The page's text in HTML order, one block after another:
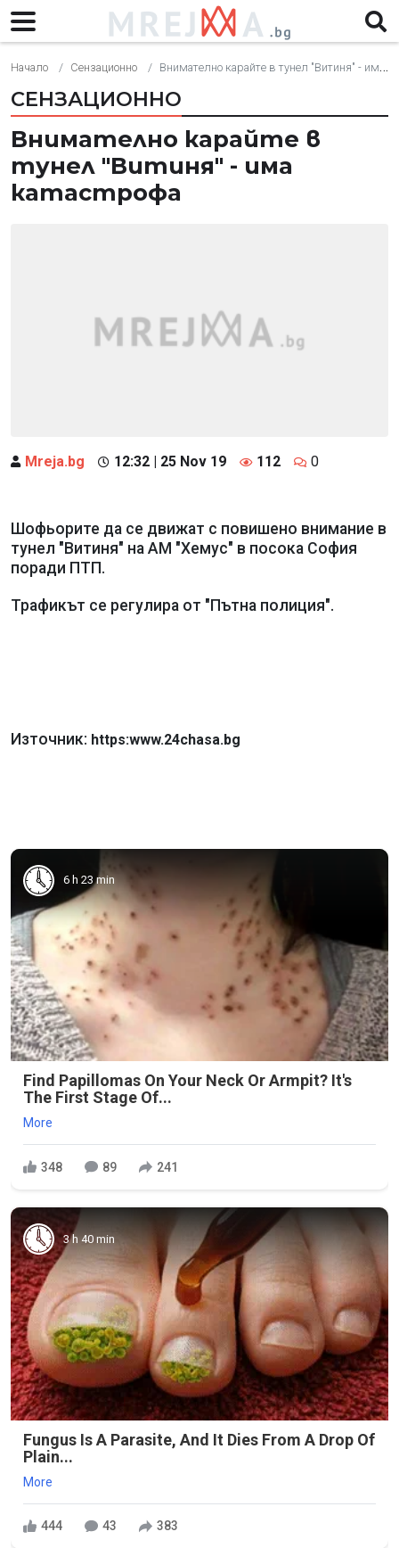
Начало Сензационно Внимателно карайте в тунел "Витиня" - има катастрофа
СЕНЗАЦИОННО
Внимателно карайте в
тунел "Витиня" - има
катастрофа
Mreja.bg 12:32 | 25 Nov 19 112 0
Шофьорите да се движат с повишено внимание в
тунел "Витиня" на АМ "Хемус" в посока София
поради ПТП.
Трафикът се регулира от "Пътна полиция".
Източник: https:www.24chasa.bg
6 h 23 min
Find Papillomas On Your Neck Or Armpit? It's
The First Stage Of...
More
348 89 241
3 h 40 min
Fungus Is A Parasite, And It Dies From A Drop Of
Plain...
More
444 43 383